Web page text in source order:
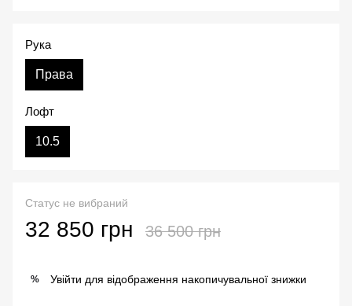
Рука
Права
Лофт
10.5
Статус не вибраний
32 850 грн 36 500 грн
% Увійти для відображення накопичувальної знижки